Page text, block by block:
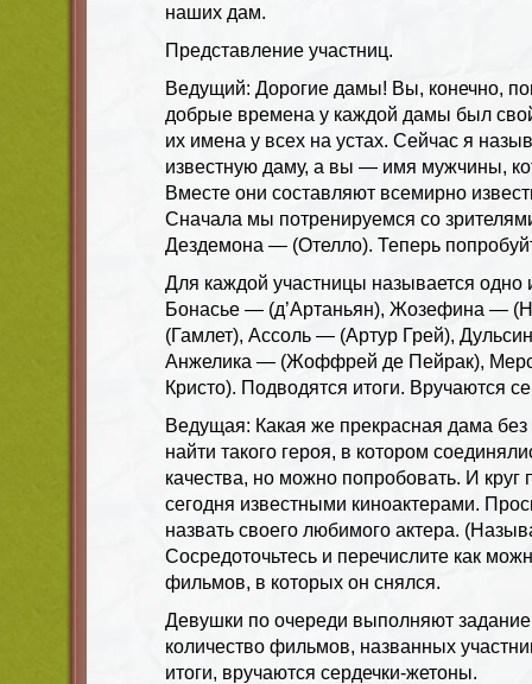
наших дам.
Представление участниц.
Ведущий: Дорогие дамы! Вы, конечно,
добрые времена у каждой дамы был
их имена у всех на устах. Сейчас я
известную даму, а вы — имя мужчины,
Вместе они составляют всемирно
Сначала мы потренируемся со
Дездемона — (Отелло). Теперь
Для каждой участницы называется одно
Бонасье — (д’Артаньян), Жозефина —
(Гамлет), Ассоль — (Артур Грей),
Анжелика — (Жоффрей де Пейрак),
Кристо). Подводятся итоги. Вручаются
Ведущая: Какая же прекрасная дама без
найти такого героя, в котором
качества, но можно попробовать. И
сегодня известными киноактерами.
назвать своего любимого актера.
Сосредоточьтесь и перечислите как
фильмов, в которых он снялся.
Девушки по очереди выполняют
количество фильмов, названных
итоги, вручаются сердечки-жетоны.